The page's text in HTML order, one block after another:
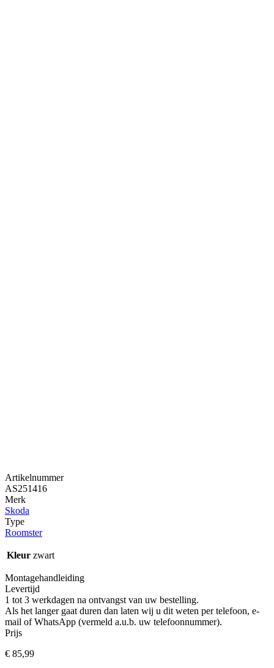
Artikelnummer
AS251416
Merk
Skoda
Type
Roomster
Kleur zwart
Montagehandleiding
Levertijd
1 tot 3 werkdagen na ontvangst van uw bestelling.
Als het langer gaat duren dan laten wij u dit weten per telefoon, e-
mail of WhatsApp (vermeld a.u.b. uw telefoonnummer).
Prijs
€ 85,99